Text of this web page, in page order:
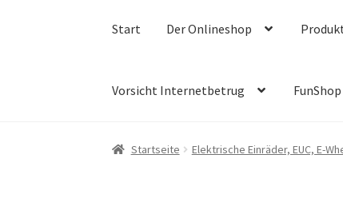
Start Der Onlineshop
Vorsicht Internetbetrug
Startseite Elektrische Einräder, EUC, E-